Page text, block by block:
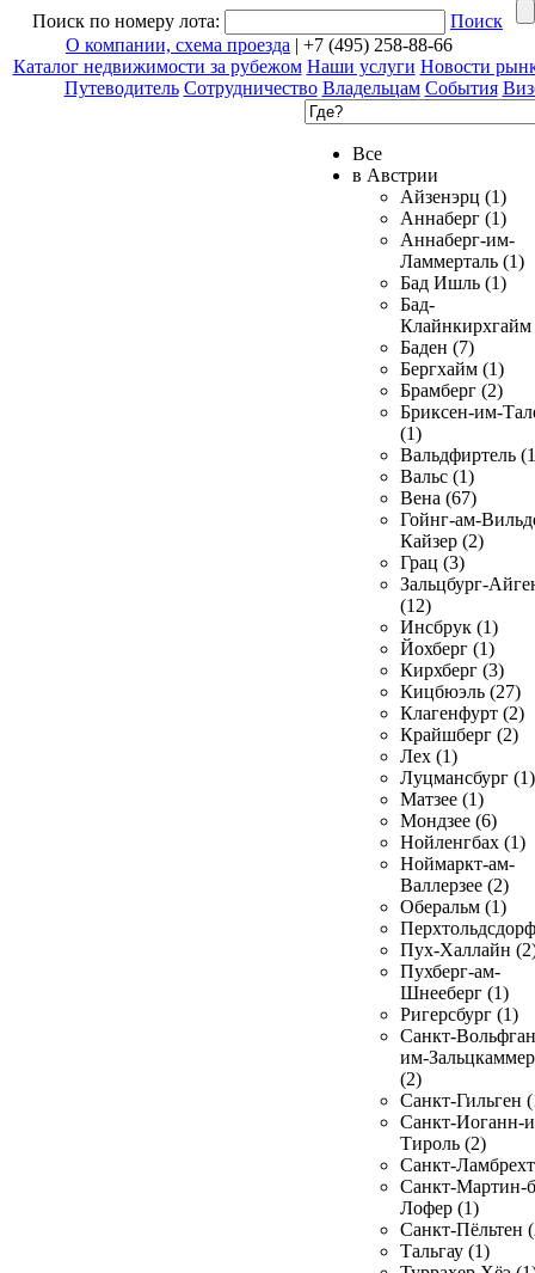
Поиск по номеру лота:
Поиск
О компании, схема проезда | +7 (495) 258-88-66
Каталог недвижимости за рубежом Наши услуги Новости
Путеводитель Сотрудничество Владельцам События
Все
в Австрии
Айзенэрц (1)
Аннаберг (1)
Аннаберг-им-
Ламмерталь (1)
Бад Ишль (1)
Бад-
Клайнкирхгайм
Баден (7)
Бергхайм (1)
Брамберг (2)
Бриксен-им-
(1)
Вальдфиртель
Вальс (1)
Вена (67)
Гойнг-ам-
Кайзер (2)
Грац (3)
Зальцбург-
(12)
Инсбрук (1)
Йохберг (1)
Кирхберг (3)
Кицбюэль (27)
Клагенфурт (2)
Крайшберг (2)
Лех (1)
Луцмансбург (1)
Матзее (1)
Мондзее (6)
Нойленгбах (1)
Ноймаркт-ам-
Валлерзее (2)
Оберальм (1)
Пух-Халлайн
Пухберг-ам-
Шнееберг (1)
Ригерсбург (1)
Санкт-
им-
(2)
Санкт-Гильген
Санкт-Иоганн-
Тироль (2)
Санкт-
Санкт-Мартин-
Лофер (1)
Санкт-Пёльтен
Тальгау (1)